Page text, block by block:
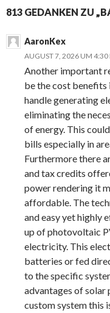
813 GEDANKEN ZU
AaronKex
AUGUST 7, 2026 UM 4:30
Another important
be the cost benefits
handle generating
eliminating the
of energy. This
bills especially in
Furthermore there
and tax credits
power rendering it
affordable. The
and easy yet highly
up of photovoltaic
electricity. This
batteries or fed
to the specific
advantages of
custom system this